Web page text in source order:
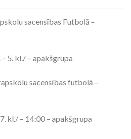
sacensības Futbolā –
5. kl./ – apakšgrupa
sacensības futbolā –
kl./ – 14:00 – apakšgrupa